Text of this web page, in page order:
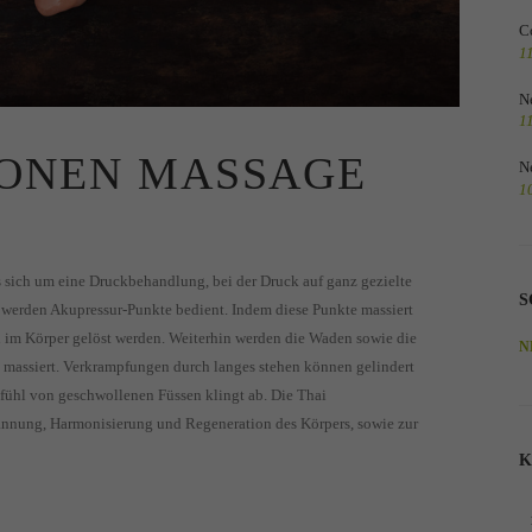
MASSAGE
um eine Druckbehandlung, bei der Druck auf ganz gezielte
Akupressur-Punkte bedient. Indem diese Punkte massiert
Körper gelöst werden. Weiterhin werden die Waden sowie die
Verkrampfungen durch langes stehen können gelindert
von geschwollenen Füssen klingt ab. Die Thai
Harmonisierung und Regeneration des Körpers, sowie zur